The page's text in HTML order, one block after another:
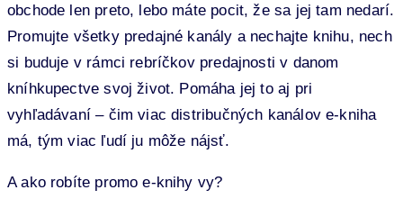
obchode len preto, lebo máte pocit, že sa jej tam nedarí.
Promujte všetky predajné kanály a nechajte knihu, nech
si buduje v rámci rebríčkov predajnosti v danom
kníhkupectve svoj život. Pomáha jej to aj pri
vyhľadávaní – čim viac distribučných kanálov e-kniha
má, tým viac ľudí ju môže nájsť.
A ako robíte promo e-knihy vy?